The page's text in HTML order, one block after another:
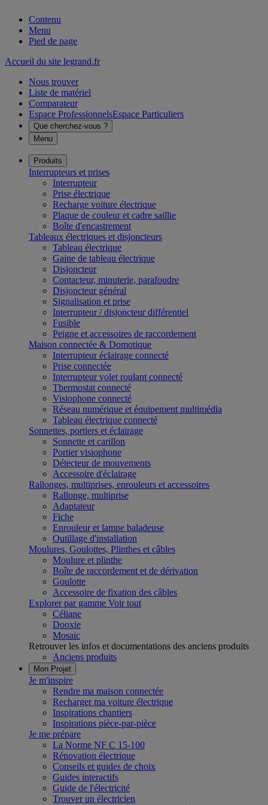
Contenu
Menu
Pied de page
Accueil du site legrand.fr
Nous trouver
Liste de matériel
Comparateur
Espace ProfessionnelsEspace Particuliers
Que cherchez-vous ?
Menu
Produits
Interrupteurs et prises
Interrupteur
Prise électrique
Recharge voiture électrique
Plaque de couleur et cadre saillie
Boîte d'encastrement
Tableaux électriques et disjoncteurs
Tableau électrique
Gaine de tableau électrique
Disjoncteur
Contacteur, minuterie, parafoudre
Disjoncteur général
Signalisation et prise
Interrupteur / disjoncteur différentiel
Fusible
Peigne et accessoires de raccordement
Maison connectée & Domotique
Interrupteur éclairage connecté
Prise connectée
Interrupteur volet roulant connecté
Thermostat connecté
Visiophone connecté
Réseau numérique et équipement multimédia
Tableau électrique connecté
Sonnettes, portiers et éclairage
Sonnette et carillon
Portier visiophone
Détecteur de mouvements
Accessoire d'éclairage
Rallonges, multiprises, enrouleurs et accessoires
Rallonge, multiprise
Adaptateur
Fiche
Enrouleur et lampe baladeuse
Outillage d'installation
Moulures, Goulottes, Plinthes et câbles
Moulure et plinthe
Boîte de raccordement et de dérivation
Goulotte
Accessoire de fixation des câbles
Explorer par gamme Voir tout
Céliane
Dooxie
Mosaic
Retrouver les infos et documentations des anciens produits
Anciens produits
Mon Projet
Je m'inspire
Rendre ma maison connectée
Recharger ma voiture électrique
Inspirations chantiers
Inspirations pièce-par-pièce
Je me prépare
La Norme NF C 15-100
Rénovation électrique
Conseils et guides de choix
Guides interactifs
Guide de l'électricité
Trouver un électricien